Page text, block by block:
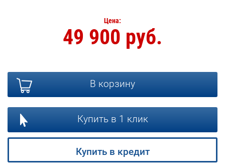
Цена:
49 900 руб.
В корзину
Купить в 1 клик
Купить в кредит